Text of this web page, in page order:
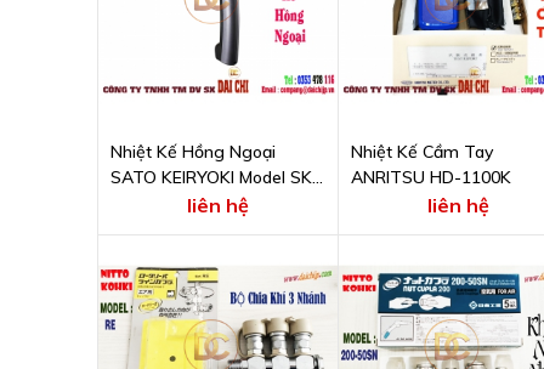
Nhiệt Kế Hồng Ngoại
SATO KEIRYOKI Model SK-
liên hệ
Nhiệt Kế Cầm Tay
ANRITSU HD-1100K
liên hệ